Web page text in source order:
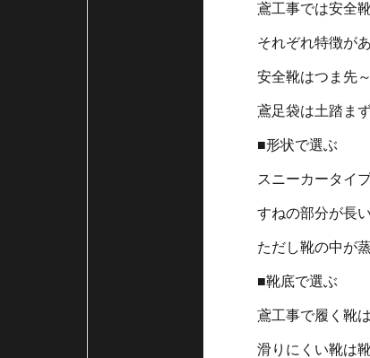
鳶工事では安全
それぞれ特徴が
安全靴はつま先
鳶足袋は土踏ま
■形状で選ぶ
スニーカータイ
すねの部分が長
ただし靴の中が
■靴底で選ぶ
鳶工事で履く靴
滑りにくい靴は